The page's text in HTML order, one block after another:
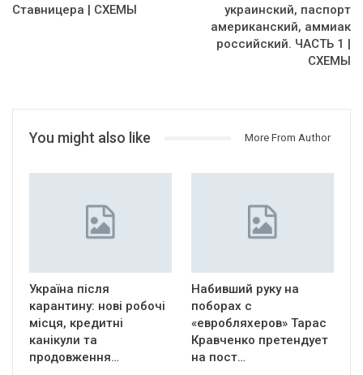
Ставницера | СХЕМЫ
украинский, паспорт
американский, аммиак
российский. ЧАСТЬ 1 |
СХЕМЫ
You might also like More From Author
Україна після
карантину: нові робочі
місця, кредитні
канікули та
продовження…
Набивший руку на
поборах с
«евробляхеров» Тарас
Кравченко претендует
на пост…